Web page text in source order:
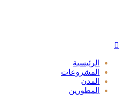
الرئيسية
المشروعات
المدن
المطورين